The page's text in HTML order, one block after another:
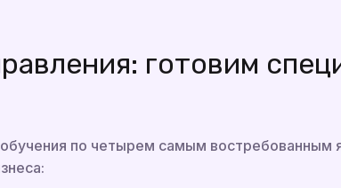
готовим
по четырем самым востребованным